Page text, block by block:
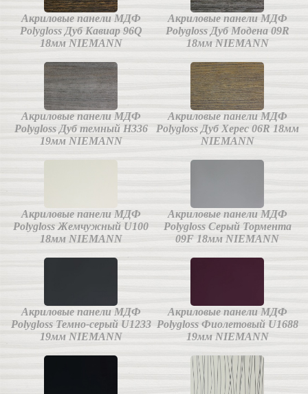
Акриловые панели МДФ
Polygloss Дуб Кавиар 96Q
18мм NIEMANN
Акриловые панели МДФ
Polygloss Дуб Модена 09R
18мм NIEMANN
Акриловые панели МДФ
Polygloss Дуб темный H336
19мм NIEMANN
Акриловые панели МДФ
Polygloss Дуб Херес 06R 18мм
NIEMANN
Акриловые панели МДФ
Polygloss Жемчужный U100
18мм NIEMANN
Акриловые панели МДФ
Polygloss Серый Тормента
09F 18мм NIEMANN
Акриловые панели МДФ
Polygloss Темно-серый U1233
19мм NIEMANN
Акриловые панели МДФ
Polygloss Фиолетовый U1688
19мм NIEMANN